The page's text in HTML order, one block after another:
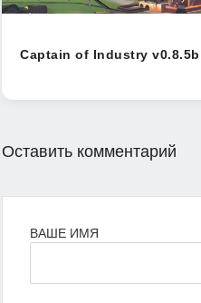
Captain of Industry v0.8.5b
Оставить комментарий
ВАШЕ ИМЯ